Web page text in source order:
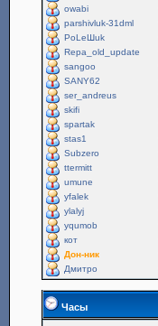
owabi
parshivluk-31dml
PoLeШuk
Repa_old_update
sangoo
SANY62
ser_andreus
skifi
spartak
stas1
Subzero
ttermitt
umune
yfalek
ylalyj
yqumob
кот
Дон-ник
Дмитро
Часы